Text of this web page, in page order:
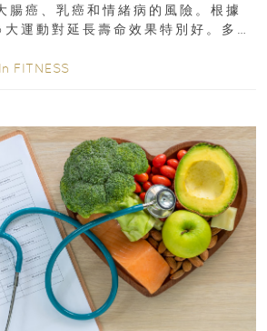
腸癌、乳癌和情緒病的風險。根據
運動對延長壽命效果特別好。多做
In FITNESS